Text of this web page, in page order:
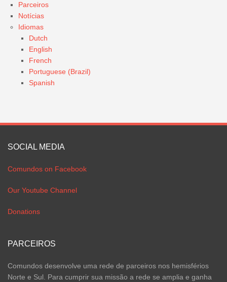
Parceiros
Notícias
Idiomas
Dutch
English
French
Portuguese (Brazil)
Spanish
SOCIAL MEDIA
Comundos on Facebook
Our Youtube Channel
Donations
PARCEIROS
Comundos desenvolve uma rede de parceiros nos hemisférios
Norte e Sul. Para cumprir sua missão a rede se amplia e ganha